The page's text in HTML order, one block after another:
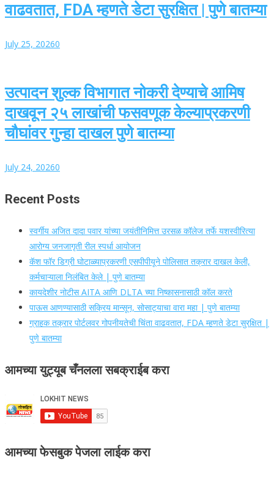
वाढवतात, FDA म्हणते डेटा सुरक्षित | पुणे बातम्या
July 25, 20260
उत्पादन शुल्क विभागात नोकरी देण्याचे आमिष
दाखवून २५ लाखांची फसवणूक केल्याप्रकरणी
चौघांवर गुन्हा दाखल पुणे बातम्या
July 24, 20260
Recent Posts
स्वर्गीय अजित दादा पवार यांच्या जयंतीनिमित्त उरसळ कॉलेज तर्फे यशस्वीरित्या
आरोग्य जनजागृती रील स्पर्धा आयोजन
कॅश फॉर डिग्री घोटाळ्याप्रकरणी एसपीपीयूने पोलिसात तक्रार दाखल केली,
कर्मचाऱ्याला निलंबित केले | पुणे बातम्या
कायदेशीर नोटीस AITA आणि DLTA च्या निष्कासनासाठी कॉल करते
पाऊस आणण्यासाठी सक्रिय मान्सून, सोसाट्याचा वारा महा | पुणे बातम्या
ग्राहक तक्रार पोर्टलवर गोपनीयतेची चिंता वाढवतात, FDA म्हणते डेटा सुरक्षित |
पुणे बातम्या
आमच्या युट्यूब चँनलला सबक्राईब करा
आमच्या फेसबुक पेजला लाईक करा